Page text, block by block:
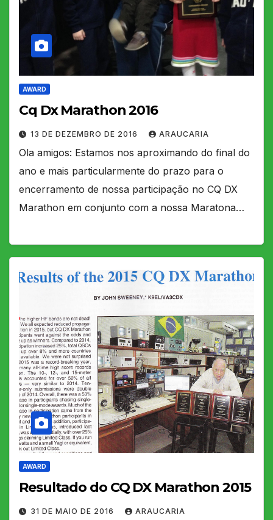
AWARD
Cq Dx Marathon 2016
13 DE DEZEMBRO DE 2016 ARAUCARIA
Ola amigos: Estamos nos aproximando do final do
ano e mais particularmente do prazo para o
encerramento de nossa participação no CQ DX
Marathon em conjunto com a nossa Maratona…
AWARD
Resultado do CQ DX Marathon 2015
31 DE MAIO DE 2016 ARAUCARIA